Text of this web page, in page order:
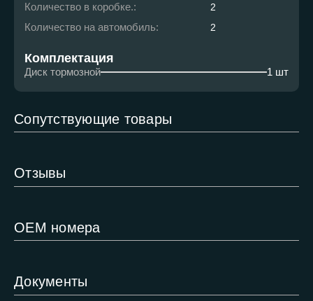
Количество в коробке.: 2
Количество на автомобиль: 2
Комплектация
Диск тормозной 1 шт
Сопутствующие товары
Отзывы
ОЕМ номера
Документы